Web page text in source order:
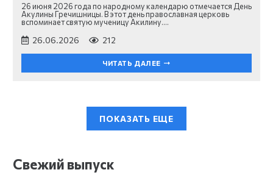
26 июня 2026 года по народному календарю отмечается День
Акулины Гречишницы. В этот день православная церковь
вспоминает святую мученицу Акилину.…
26.06.2026 212
ЧИТАТЬ ДАЛЕЕ
ПОКАЗАТЬ ЕЩЕ
Свежий выпуск